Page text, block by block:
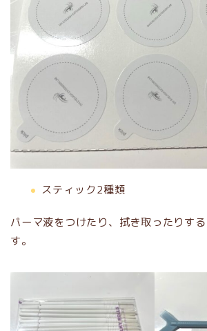
スティック2種類
パーマ液をつけたり、拭き取ったりす
す。